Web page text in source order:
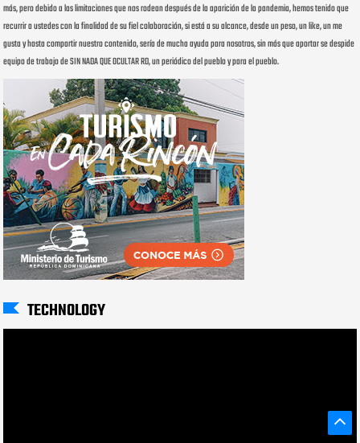
más, pero debido a las limitaciones que nos rodean después de la aparición de la pandemia, hemos tenido que
recurrir a ustedes con la finalidad de su fiel colaboración, si está a su alcance, desde un peso, un like, un me
gusta y hasta compartir nuestro contenido, sería de mucha ayuda para nosotros, sin más que aportar se despide
equipo de trabajo de SIN NADA QUE OCULTAR RD, un periódico del pueblo y para el pueblo.
TECHNOLOGY